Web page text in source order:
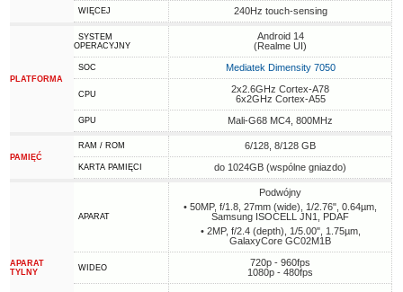
WIĘCEJ 240Hz touch-sensing
PLATFORMA
SYSTEM
OPERACYJNY
Android 14
(Realme UI)
SOC Mediatek Dimensity 7050
CPU
2x2.6GHz Cortex-A78
6x2GHz Cortex-A55
GPU Mali-G68 MC4, 800MHz
PAMIĘĆ
RAM / ROM 6/128, 8/128 GB
KARTA PAMIĘCI do 1024GB (wspólne gniazdo)
APARAT
TYLNY
APARAT
Podwójny
• 50MP, f/1.8, 27mm (wide), 1/2.76", 0.64µm,
Samsung ISOCELL JN1, PDAF
• 2MP, f/2.4 (depth), 1/5.00", 1.75µm,
GalaxyCore GC02M1B
WIDEO
720p - 960fps
1080p - 480fps